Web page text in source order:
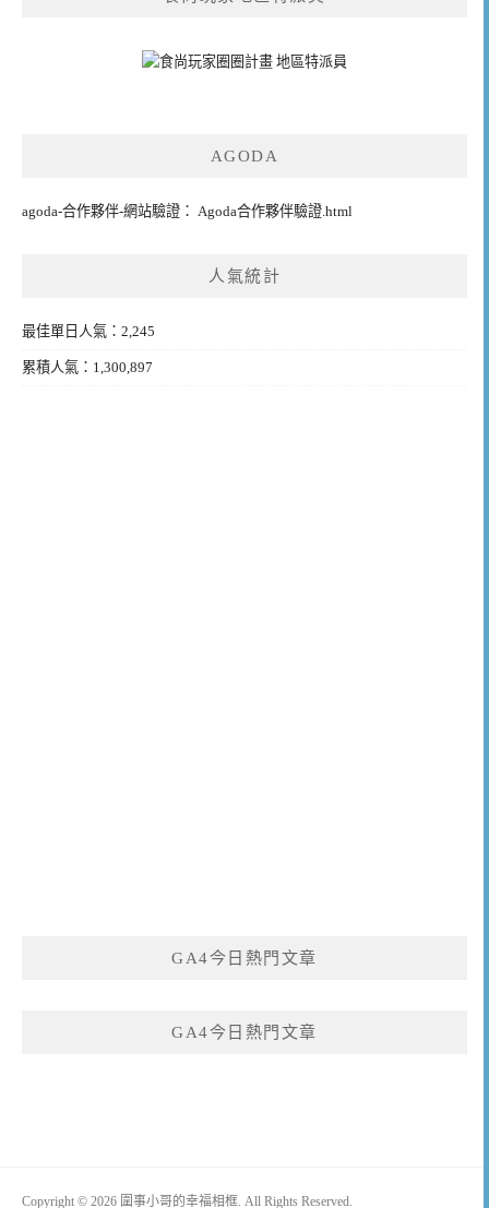
AGODA
agoda-合作夥伴-網站驗證： Agoda合作夥伴驗證.html
人氣統計
最佳單日人氣：2,245
累積人氣：1,300,897
GA4今日熱門文章
GA4今日熱門文章
Copyright © 2026 圍事小哥的幸福相框. All Rights Reserved.